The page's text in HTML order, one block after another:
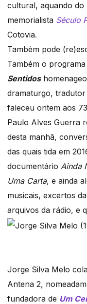
cultural, aquando
memorialista Século
Cotovia.
Também pode
Também o programa
Sentidos
dramaturgo,
faleceu ontem aos
Paulo Alves Guerra
desta manhã,
das quais tida em
documentário Ainda
Uma Carta, e ainda
musicais, excertos
arquivos da rádio, e
Jorge Silva Melo
Antena 2,
fundadora de Um